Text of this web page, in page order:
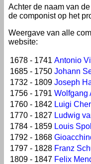
Achter de naam van
de componist op het
Weergave van alle
website:
1678 - 1741 Antonio
1685 - 1750 Johann
1732 - 1809 Joseph
1756 - 1791 Wolfgang
1760 - 1842 Luigi
1770 - 1827 Ludwig
1784 - 1859 Louis
1792 - 1868
1797 - 1828 Franz
1809 - 1847 Felix